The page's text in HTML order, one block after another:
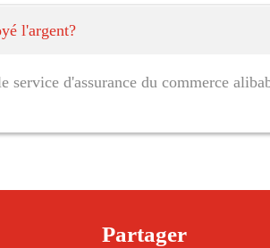
l'argent?
d'assurance du commerce
Partager